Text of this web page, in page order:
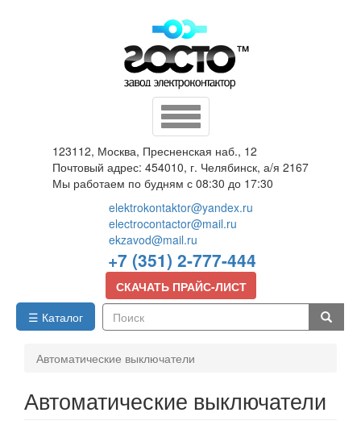
Toggle
navigation
123112, Москва, Пресненская наб., 12
Почтовый адрес: 454010, г. Челябинск, а/я 2167
Мы работаем по будням с 08:30 до 17:30
elektrokontaktor@yandex.ru
electrocontactor@mail.ru
ekzavod@mail.ru
+7 (351) 2-777-444
СКАЧАТЬ ПРАЙС-ЛИСТ
☰ Каталог
Автоматические выключатели
Автоматические выключатели